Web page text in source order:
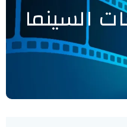
السينما